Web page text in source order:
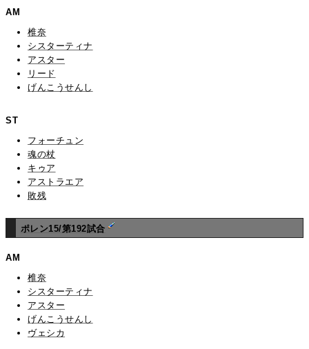
AM
椎奈
シスターティナ
アスター
リード
げんこうせんし
ST
フォーチュン
魂の杖
キゥア
アストラエア
敗残
ポレン15/第192試合
AM
椎奈
シスターティナ
アスター
げんこうせんし
ヴェシカ